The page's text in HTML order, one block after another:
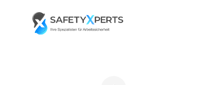
Go to landing page.